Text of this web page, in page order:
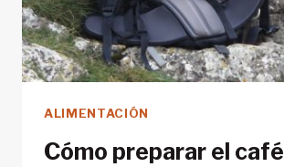
ALIMENTACIÓN
Cómo preparar el café